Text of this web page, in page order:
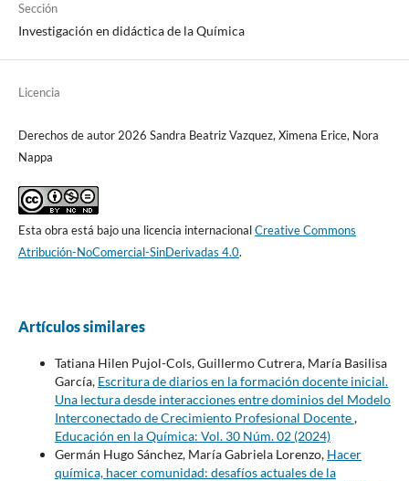
Sección
Investigación en didáctica de la Química
Licencia
Derechos de autor 2026 Sandra Beatriz Vazquez, Ximena Erice, Nora
Nappa
Esta obra está bajo una licencia internacionalCreative Commons
Atribución-NoComercial-SinDerivadas 4.0.
Artículos similares
Tatiana Hilen Pujol-Cols, Guillermo Cutrera, María Basilisa
García, Escritura de diarios en la formación docente inicial.
Una lectura desde interacciones entre dominios del Modelo
Interconectado de Crecimiento Profesional Docente,
Educación en la Química: Vol. 30 Núm. 02 (2024)
Germán Hugo Sánchez, María Gabriela Lorenzo, Hacer
química, hacer comunidad: desafíos actuales de la